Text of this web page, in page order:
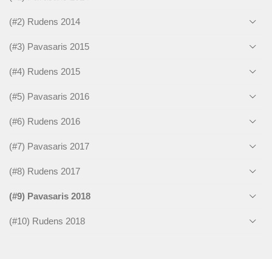
(#2) Rudens 2014
(#3) Pavasaris 2015
(#4) Rudens 2015
(#5) Pavasaris 2016
(#6) Rudens 2016
(#7) Pavasaris 2017
(#8) Rudens 2017
(#9) Pavasaris 2018
(#10) Rudens 2018